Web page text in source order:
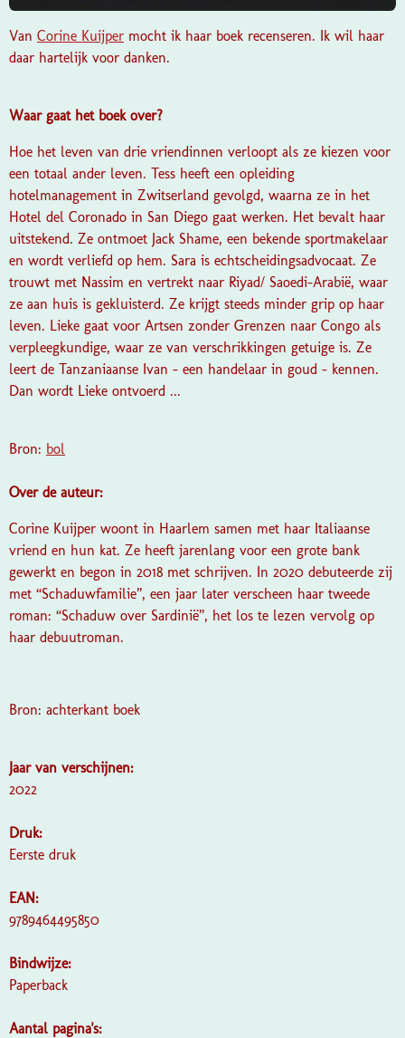
Van Corine Kuijper mocht ik haar boek recenseren. Ik wil haar
daar hartelijk voor danken.
Waar gaat het boek over?
Hoe het leven van drie vriendinnen verloopt als ze kiezen voor
een totaal ander leven. Tess heeft een opleiding
hotelmanagement in Zwitserland gevolgd, waarna ze in het
Hotel del Coronado in San Diego gaat werken. Het bevalt haar
uitstekend. Ze ontmoet Jack Shame, een bekende sportmakelaar
en wordt verliefd op hem. Sara is echtscheidingsadvocaat. Ze
trouwt met Nassim en vertrekt naar Riyad/ Saoedi-Arabië, waar
ze aan huis is gekluisterd. Ze krijgt steeds minder grip op haar
leven. Lieke gaat voor Artsen zonder Grenzen naar Congo als
verpleegkundige, waar ze van verschrikkingen getuige is. Ze
leert de Tanzaniaanse Ivan - een handelaar in goud - kennen.
Dan wordt Lieke ontvoerd ...
Bron: bol
Over de auteur:
Corine Kuijper woont in Haarlem samen met haar Italiaanse
vriend en hun kat. Ze heeft jarenlang voor een grote bank
gewerkt en begon in 2018 met schrijven. In 2020 debuteerde zij
met “Schaduwfamilie”, een jaar later verscheen haar tweede
roman: “Schaduw over Sardinië”, het los te lezen vervolg op
haar debuutroman.
Bron: achterkant boek
Jaar van verschijnen:
2022
Druk:
Eerste druk
EAN:
9789464495850
Bindwijze:
Paperback
Aantal pagina's: